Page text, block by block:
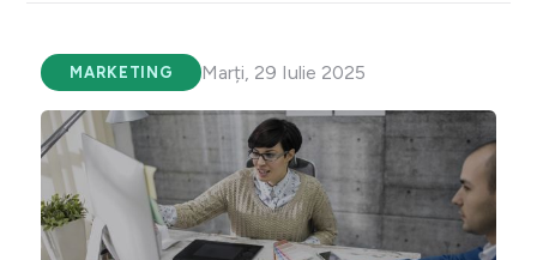
MARKETING Marți, 29 Iulie 2025